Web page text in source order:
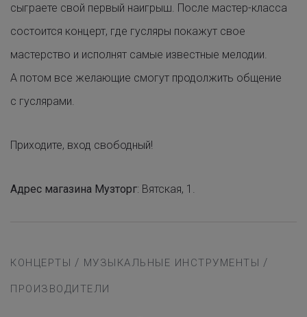
сыграете свой первый наигрыш. После мастер-класса
состоится концерт, где гусляры покажут свое
мастерство и исполнят самые известные мелодии.
А потом все желающие смогут продолжить общение
с гуслярами.
Приходите, вход свободный!
Адрес магазина Музторг: Вятская, 1.
КОНЦЕРТЫ / МУЗЫКАЛЬНЫЕ ИНСТРУМЕНТЫ /
ПРОИЗВОДИТЕЛИ